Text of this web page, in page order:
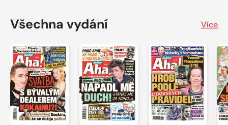
Všechna vydání Více